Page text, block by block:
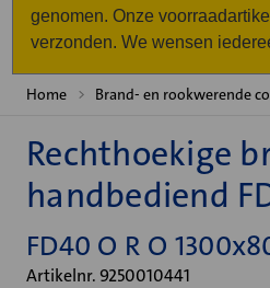
genomen. Onze
verzonden. We wensen
Home Brand- en rookwerende
Rechthoekige
handbediend
FD40 O R O
Artikelnr. 9250010441